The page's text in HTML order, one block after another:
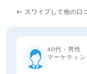
← スワイプして他の口
40代・男性
マーケティン